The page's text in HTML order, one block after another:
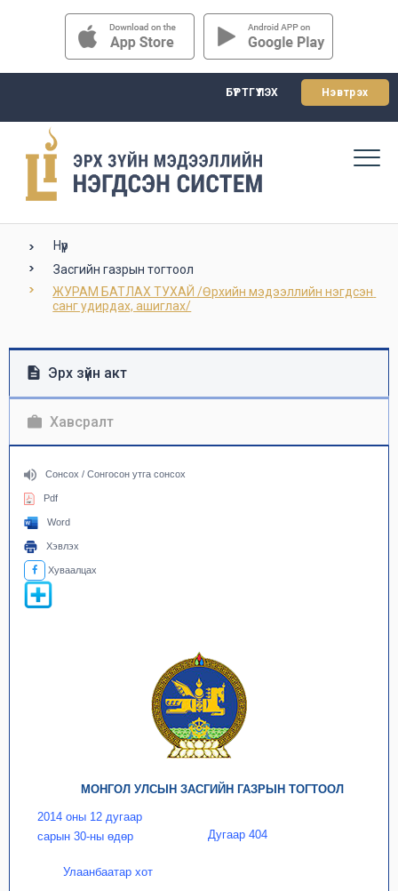
БҮРТГҮҮЛЭХ Нэвтрэх
Нүүр
Засгийн газрын тогтоол
ЖУРАМ БАТЛАХ ТУХАЙ /Өрхийн мэдээллийн нэгдсэн
санг удирдах, ашиглах/
Эрх зүйн акт
Хавсралт
Сонсох / Сонгосон утга сонсох
Pdf
Word
Хэвлэх
Хуваалцах
МОНГОЛ УЛСЫН ЗАСГИЙН ГАЗРЫН ТОГТООЛ
2014 оны 12 дугаар
сарын 30-ны өдөр
Дугаар 404
Улаанбаатар хот